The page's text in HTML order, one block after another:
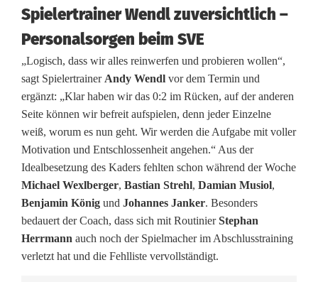
a
:
H
e
i
m
v
o
r
t
Spielertrainer Wendl zuversichtlich –
Personalsorgen beim SVE
„Logisch, dass wir alles reinwerfen und probieren wollen“,
sagt Spielertrainer Andy Wendl vor dem Termin und
ergänzt: „Klar haben wir das 0:2 im Rücken, auf der anderen
Seite können wir befreit aufspielen, denn jeder Einzelne
weiß, worum es nun geht. Wir werden die Aufgabe mit voller
Motivation und Entschlossenheit angehen.“ Aus der
Idealbesetzung des Kaders fehlten schon während der Woche
Michael Wexlberger, Bastian Strehl, Damian Musiol,
Benjamin König und Johannes Janker. Besonders
bedauert der Coach, dass sich mit RoutinierStephan
Herrmann auch noch der Spielmacher im Abschlusstraining
verletzt hat und die Fehlliste vervollständigt.